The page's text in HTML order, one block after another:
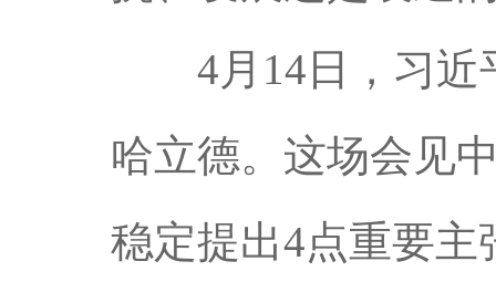
4月14日，习近
哈立德。这场会见
稳定提出4点重要